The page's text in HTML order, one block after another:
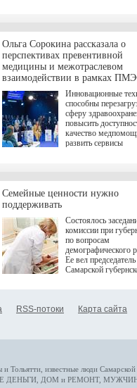
а сам он
Ольга Сорокина рассказала о
перспективах превентивной
медицины и межотраслевом
взаимодействии в рамках
Инновационные
способны
сферу
повысить
качество
развить сервисы
определенными
К ним можно
возникающие при
данными
более динамичного
проникновения
сегмент
отраслевое
рассказала Ольга
ходе сессии
качества жизни" в
ПМЭФ 2025. В
Семейные ценности нужно
поддерживать
Состоялось
комиссии при
по вопросам
демографического
Ее вел председатель
Самарской
RSS-потоки Карта сайта
Тольятти, известные люди
ДЕНЬГИ ДОМ и РЕМОНТ,